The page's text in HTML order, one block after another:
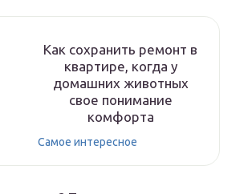
Как сохранить ремонт в
квартире, когда у
домашних животных
свое понимание
комфорта
Самое интересное